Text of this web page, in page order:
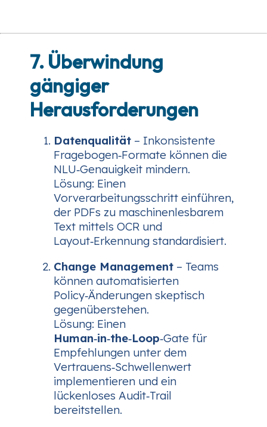
7. Überwindung
gängiger
Herausforderungen
Datenqualität – Inkonsistente
Fragebogen‑Formate können die
NLU‑Genauigkeit mindern.
Lösung: Einen
Vorverarbeitungsschritt einführen,
der PDFs zu maschinenlesbarem
Text mittels OCR und
Layout‑Erkennung standardisiert.
Change Management – Teams
können automatisierten
Policy‑Änderungen skeptisch
gegenüberstehen.
Lösung: Einen
Human‑in‑the‑Loop‑Gate für
Empfehlungen unter dem
Vertrauens‑Schwellenwert
implementieren und ein
lückenloses Audit‑Trail
bereitstellen.